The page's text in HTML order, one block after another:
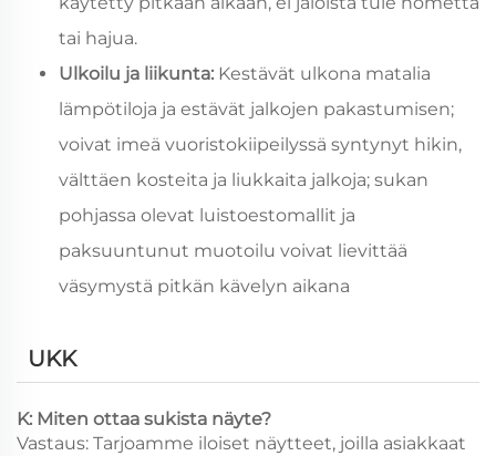
tai hajua.
Ulkoilu ja liikunta: Kestävät ulkona matalia
lämpötiloja ja estävät jalkojen pakastumisen;
voivat imeä vuoristokiipeilyssä syntynyt hikin,
välttäen kosteita ja liukkaita jalkoja; sukan
pohjassa olevat luistoestomallit ja
paksuuntunut muotoilu voivat lievittää
väsymystä pitkän kävelyn aikana
UKK
K: Miten ottaa sukista näyte?
Vastaus: Tarjoamme iloiset näytteet, joilla asiakkaat